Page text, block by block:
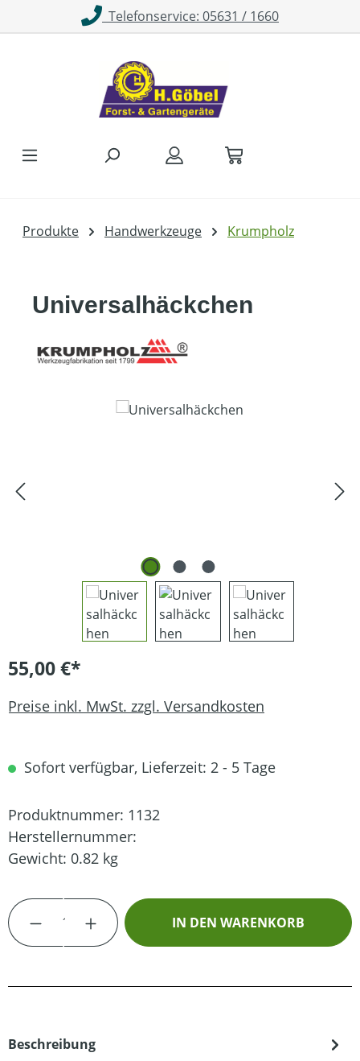
Zum Hauptinhalt springenTelefonservice: 05631 / 1660
Produkte Handwerkzeuge Krumpholz
Universalhäckchen
Bildergalerie überspringen
55,00 €*
Preise inkl. MwSt. zzgl. Versandkosten
Sofort verfügbar, Lieferzeit: 2 - 5 Tage
Produktnummer: 1132
Herstellernummer:
Gewicht: 0.82 kg
Produkt Anzahl: Gib den gewünschten
IN DEN WARENKORB
Beschreibung